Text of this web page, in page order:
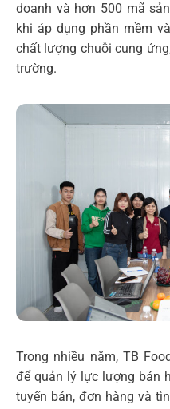
doanh và hơn 500 mã
khi áp dụng phần mềm
chất lượng chuỗi cung
trường.
Trong nhiều năm, TB
để quản lý lực lượng bán
tuyến bán, đơn hàng và